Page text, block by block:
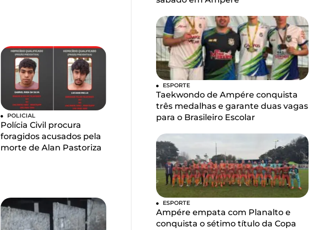
POLICIAL
Polícia Civil procura
foragidos acusados pela
morte de Alan Pastoriza
ESPORTE
Taekwondo de Ampére conquista
três medalhas e garante duas vagas
para o Brasileiro Escolar
ESPORTE
Ampére empata com Planalto e
conquista o sétimo título da Copa